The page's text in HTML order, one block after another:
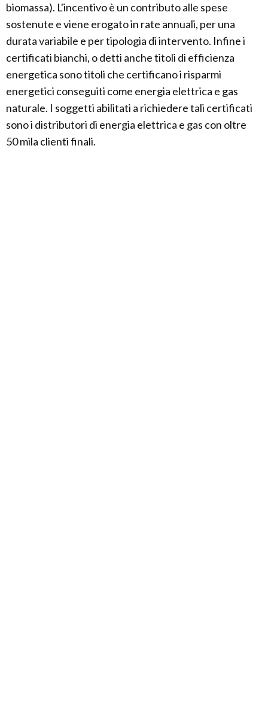
biomassa). L'incentivo è un contributo alle spese
sostenute e viene erogato in rate annuali, per una
durata variabile e per tipologia di intervento. Infine i
certificati bianchi, o detti anche titoli di efficienza
energetica sono titoli che certificano i risparmi
energetici conseguiti come energia elettrica e gas
naturale. I soggetti abilitati a richiedere tali certificati
sono i distributori di energia elettrica e gas con oltre
50 mila clienti finali.